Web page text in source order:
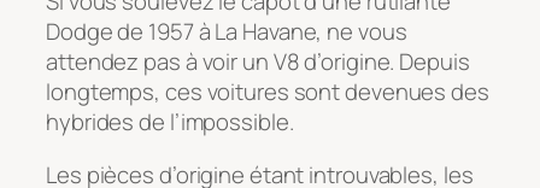
Dodge de 1957 à La Havane, ne vous
attendez pas à voir un V8 d’origine. Depuis
longtemps, ces voitures sont devenues des
hybrides de l’impossible.
Les pièces d’origine étant introuvables, les